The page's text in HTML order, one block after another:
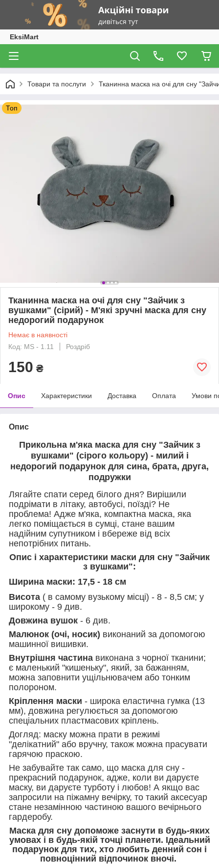
EksiMart
Товари та послуги Тканинна маска на очі для сну
Топ
Тканинна маска на очі для сну "Зайчик з
вушками" (сірий) - М'які зручні маска для сну
недорогий подарунок
Немає в наявності
Код: MS - 1.11
Роздріб
150 ₴
Опис Характеристики Доставка Оплата Умови
Опис
Прикольна м'яка маска для сну "Зайчик з
вушками" (сірого кольору) - милий і
недорогий подарунок для сина, брата, друга,
подружки
Лягайте спати серед білого дня? Вирішили
подрімати в літаку, автобусі, поїзді? Не
проблема! Адже м'яка, компактна маска, яка
легко поміщається в сумці, стане вашим
надійним супутником і вбереже від всіх
непотрібних питань.
Опис і характеристики маски для сну "Зайчик
з вушками":
Ширина маски: 17,5 - 18 см
Висота ( в самому вузькому місці) - 8 - 8,5 см; у
широкому - 9 див.
Довжина вушок - 6 див.
Малюнок (очі, носик) виконаний за допомогою
машинної вишивки.
Внутрішня частина виконана з чорної тканини;
є маленький "кишеньку", який, за бажанням,
можна заповнити ущільнювачем або тонким
полороном.
Кріплення маски - широка еластична гумка (13
мм), довжина регулюється за допомогою
спеціальних пластмасових кріплень.
Догляд: маску можна прати в режимі
"делікатний" або вручну, також можна прасувати
гарячою праскою.
Не забувайте так само, що маска для сну -
прекрасний подарунок, адже, коли ви даруєте
маску, ви даруєте турботу і любов! А якщо вас
запросили на піжамну вечірку, то такий аксесуар
стане незамінною частиною вашого вечірнього
гардеробу.
Маска для сну допоможе заснути в будь-яких
умовах і в будь-якій точці планети. Ідеальний
подарунок для тих, хто любить денний сон і
повноцінний відпочинок вночі.